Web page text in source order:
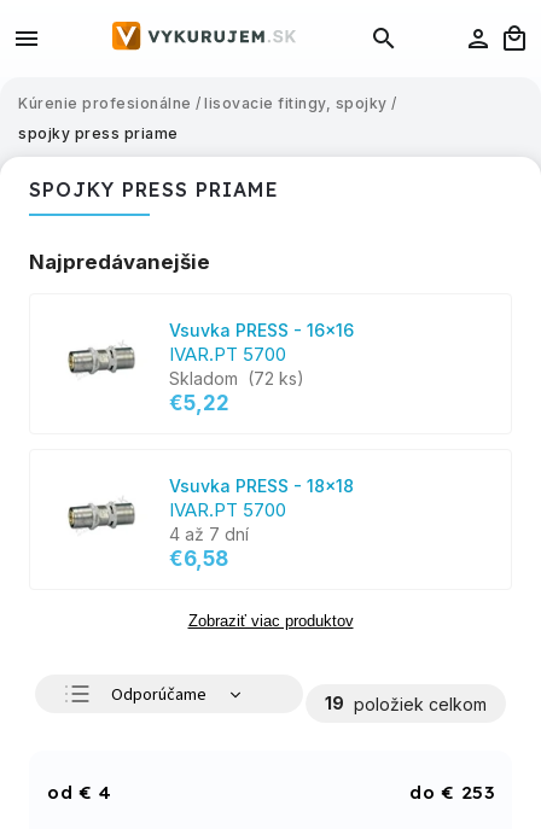
Kúrenie profesionálne / lisovacie fitingy, spojky /
spojky press priame
SPOJKY PRESS PRIAME
Najpredávanejšie
Vsuvka PRESS - 16x16
IVAR.PT 5700
Skladom (72 ks)
€5,22
Vsuvka PRESS - 18x18
IVAR.PT 5700
4 až 7 dní
€6,58
Zobraziť viac produktov
Odporúčame
19 položiek celkom
€ 4 € 253